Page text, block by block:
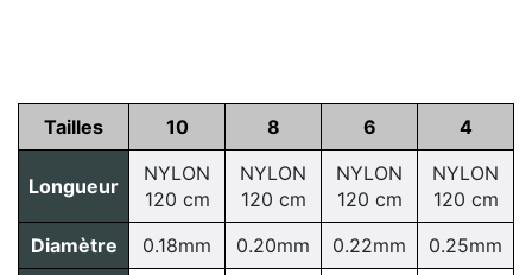
Tailles 10 8 6 4
Longueur
NYLON
120 cm
NYLON
120 cm
NYLON
120 cm
NYLON
120 cm
Diamètre
0.18mm 0.20mm 0.22mm
0.25mm